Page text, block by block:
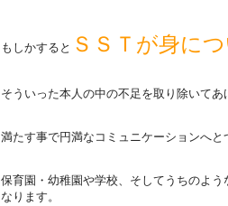
もしかすると ＳＳＴが身に
そういった本人の中の不足を取り除いてあ
満たす事で円満なコミュニケーションへと
保育園・幼稚園や学校、そしてうちのよ
なります。